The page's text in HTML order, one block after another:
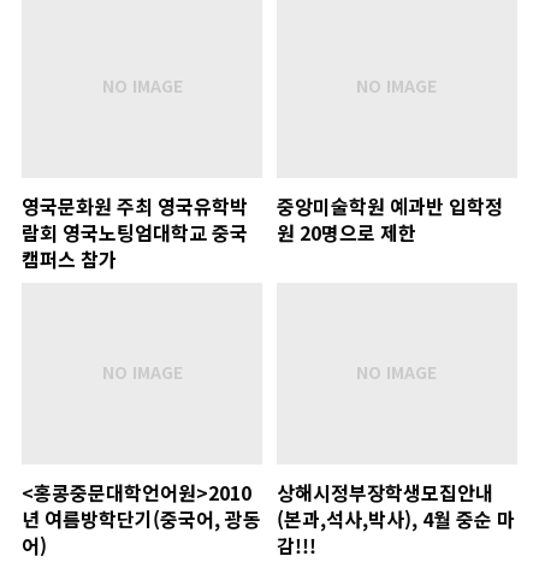
영국문화원 주최 영국유학박
람회 영국노팅엄대학교 중국
캠퍼스 참가
중앙미술학원 예과반 입학정
원 20명으로 제한
<홍콩중문대학언어원>2010
년 여름방학단기(중국어, 광동
어)
상해시정부장학생모집안내
(본과,석사,박사), 4월 중순 마
감!!!